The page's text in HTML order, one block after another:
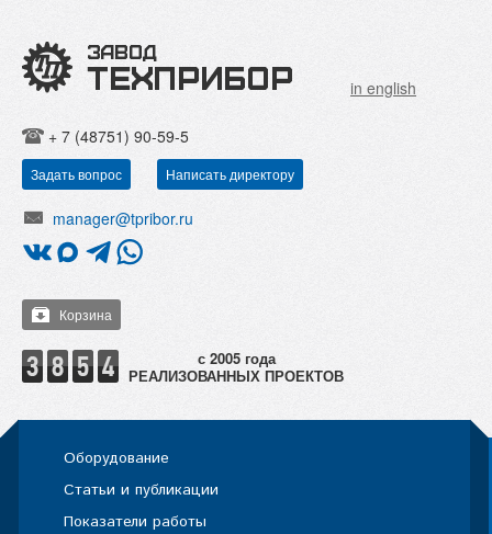
in english
+ 7 (48751) 90-59-5
Задать вопрос Написать директору
manager@tpribor.ru
Корзина
РЕАЛИЗОВАННЫХ ПРОЕКТОВ
Оборудование
Статьи и публикации
Показатели работы